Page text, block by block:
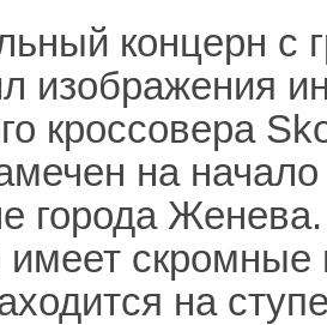
концерн с
изображения
кроссовера
на
города
имеет
на